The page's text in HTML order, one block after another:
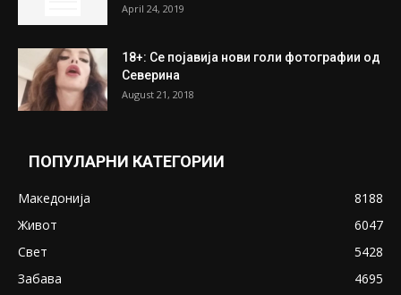
April 24, 2019
18+: Се појавија нови голи фотографии од
Северина
August 21, 2018
ПОПУЛАРНИ КАТЕГОРИИ
Македонија
8188
Живот
6047
Свет
5428
Забава
4695